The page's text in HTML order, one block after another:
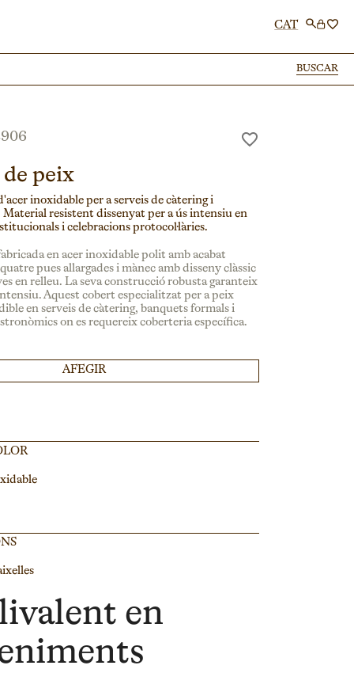
CAT
BUSCAR
BUSCAR
peix
inoxidable per a serveis de càtering i
resistent dissenyat per a ús intensiu en
i celebracions protocol·làries.
en acer inoxidable polit amb acabat
pues allargades i mànec amb disseny clàssic
en relleu. La seva construcció robusta garanteix
Aquest cobert especialitzat per a peix
en serveis de càtering, banquets formals i
on es requereix coberteria específica.
AFEGIR
en